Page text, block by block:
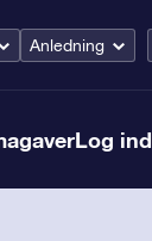
Anledning
Log ind